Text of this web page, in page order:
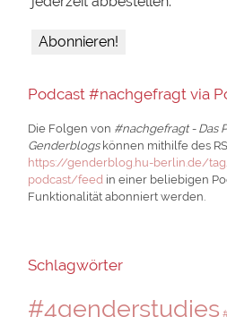
Podcast #nachgefragt via
Die Folgen von #nachgefragt - Das
Genderblogskönnen mithilfe des
https://genderblog.hu-berlin.de/
podcast/feed in einer beliebigen
Funktionalität abonniert werden.
Schlagwörter
#4genderstudies